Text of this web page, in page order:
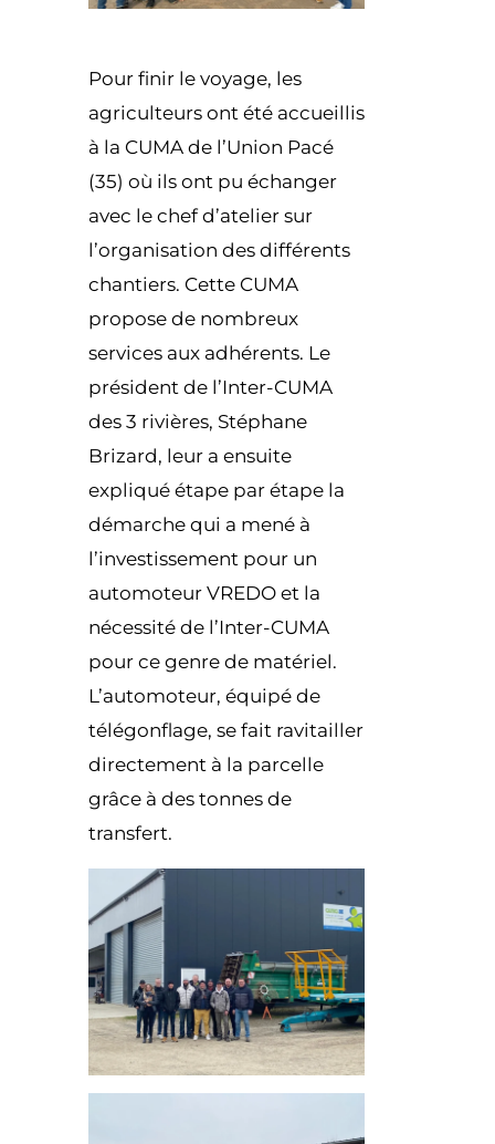
Pour finir le voyage, les
agriculteurs ont été accueillis
à la CUMA de l’Union Pacé
(35) où ils ont pu échanger
avec le chef d’atelier sur
l’organisation des différents
chantiers. Cette CUMA
propose de nombreux
services aux adhérents. Le
président de l’Inter-CUMA
des 3 rivières, Stéphane
Brizard, leur a ensuite
expliqué étape par étape la
démarche qui a mené à
l’investissement pour un
automoteur VREDO et la
nécessité de l’Inter-CUMA
pour ce genre de matériel.
L’automoteur, équipé de
télégonflage, se fait ravitailler
directement à la parcelle
grâce à des tonnes de
transfert.